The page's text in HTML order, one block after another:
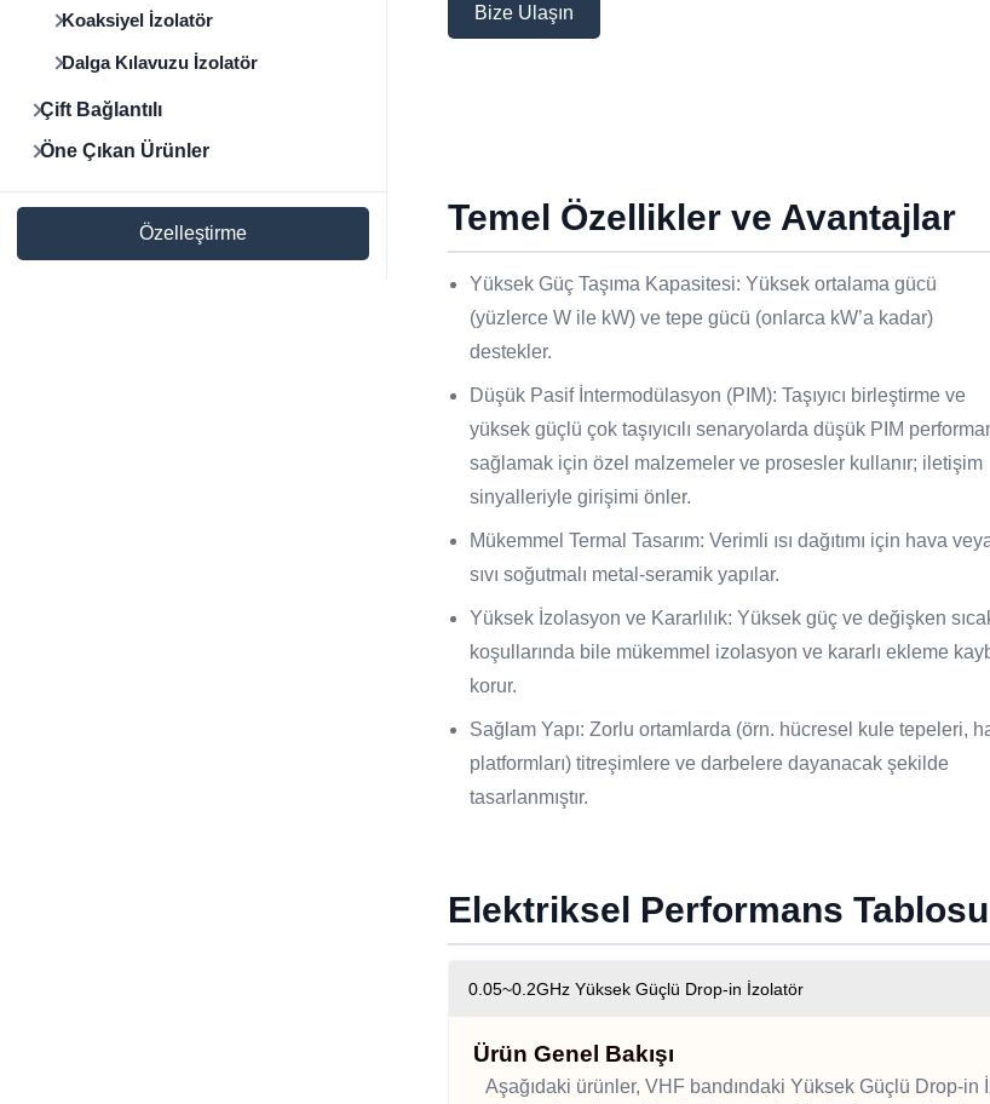
Koaksiyel İzolatör
Dalga Kılavuzu İzolatör
Çift Bağlantılı
Öne Çıkan Ürünler
Özelleştirme
Bize Ulaşın
Temel Özellikler ve Avantajlar
Yüksek Güç Taşıma Kapasitesi: Yüksek ortalama gücü
(yüzlerce W ile kW) ve tepe gücü (onlarca kW’a kadar)
destekler.
Düşük Pasif İntermodülasyon (PIM): Taşıyıcı birleştirme ve
yüksek güçlü çok taşıyıcılı senaryolarda düşük PIM
sağlamak için özel malzemeler ve prosesler kullanır; iletişim
sinyalleriyle girişimi önler.
Mükemmel Termal Tasarım: Verimli ısı dağıtımı için hava
sıvı soğutmalı metal-seramik yapılar.
Yüksek İzolasyon ve Kararlılık: Yüksek güç ve değişken
koşullarında bile mükemmel izolasyon ve kararlı ekleme
korur.
Sağlam Yapı: Zorlu ortamlarda (örn. hücresel kule tepeleri,
platformları) titreşimlere ve darbelere dayanacak şekilde
tasarlanmıştır.
Elektriksel Performans
0.05~0.2GHz Yüksek Güçlü Drop-in İzolatör
Ürün Genel Bakışı
Aşağıdaki ürünler, VHF bandındaki Yüksek Güçlü Drop-